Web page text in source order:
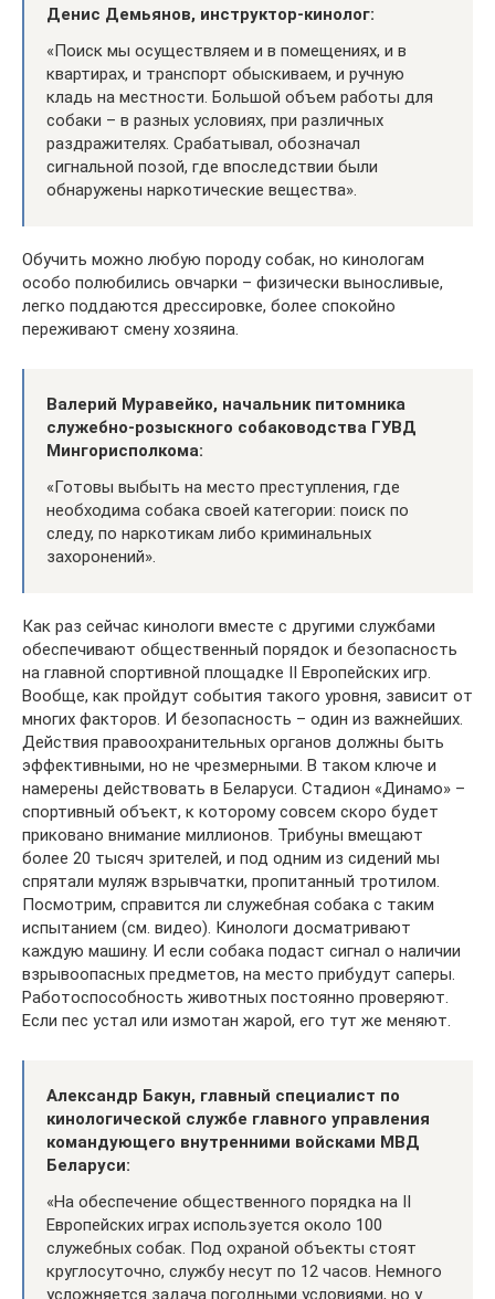
Денис Демьянов, инструктор-кинолог:
«Поиск мы осуществляем и в помещениях, и в
квартирах, и транспорт обыскиваем, и ручную
кладь на местности. Большой объем работы для
собаки – в разных условиях, при различных
раздражителях. Срабатывал, обозначал
сигнальной позой, где впоследствии были
обнаружены наркотические вещества».
Обучить можно любую породу собак, но кинологам
особо полюбились овчарки – физически выносливые,
легко поддаются дрессировке, более спокойно
переживают смену хозяина.
Валерий Муравейко, начальник питомника
служебно-розыскного собаководства ГУВД
Мингорисполкома:
«Готовы выбыть на место преступления, где
необходима собака своей категории: поиск по
следу, по наркотикам либо криминальных
захоронений».
Как раз сейчас кинологи вместе с другими службами
обеспечивают общественный порядок и безопасность
на главной спортивной площадке II Европейских игр.
Вообще, как пройдут события такого уровня, зависит от
многих факторов. И безопасность – один из важнейших.
Действия правоохранительных органов должны быть
эффективными, но не чрезмерными. В таком ключе и
намерены действовать в Беларуси. Стадион «Динамо» –
спортивный объект, к которому совсем скоро будет
приковано внимание миллионов. Трибуны вмещают
более 20 тысяч зрителей, и под одним из сидений мы
спрятали муляж взрывчатки, пропитанный тротилом.
Посмотрим, справится ли служебная собака с таким
испытанием (см. видео). Кинологи досматривают
каждую машину. И если собака подаст сигнал о наличии
взрывоопасных предметов, на место прибудут саперы.
Работоспособность животных постоянно проверяют.
Если пес устал или измотан жарой, его тут же меняют.
Александр Бакун, главный специалист по
кинологической службе главного управления
командующего внутренними войсками МВД
Беларуси:
«На обеспечение общественного порядка на II
Европейских играх используется около 100
служебных собак. Под охраной объекты стоят
круглосуточно, службу несут по 12 часов. Немного
усложняется задача погодными условиями, но у